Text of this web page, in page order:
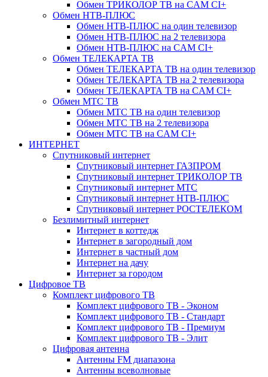
Обмен ТРИКОЛОР ТВ на CAM CI+
Обмен НТВ-ПЛЮС
Обмен НТВ-ПЛЮС на один телевизор
Обмен НТВ-ПЛЮС на 2 телевизора
Обмен НТВ-ПЛЮС на CAM CI+
Обмен ТЕЛЕКАРТА ТВ
Обмен ТЕЛЕКАРТА ТВ на один телевизор
Обмен ТЕЛЕКАРТА ТВ на 2 телевизора
Обмен ТЕЛЕКАРТА ТВ на CAM CI+
Обмен МТС ТВ
Обмен МТС ТВ на один телевизор
Обмен МТС ТВ на 2 телевизора
Обмен МТС ТВ на CAM CI+
ИНТЕРНЕТ
Спутниковый интернет
Спутниковый интернет ГАЗПРОМ
Спутниковый интернет ТРИКОЛОР ТВ
Спутниковый интернет МТС
Спутниковый интернет НТВ-ПЛЮС
Спутниковый интернет РОСТЕЛЕКОМ
Безлимитный интернет
Интернет в коттедж
Интернет в загородный дом
Интернет в частный дом
Интернет на дачу
Интернет за городом
Цифровое ТВ
Комплект цифрового ТВ
Комплект цифрового ТВ - Эконом
Комплект цифрового ТВ - Стандарт
Комплект цифрового ТВ - Премиум
Комплект цифрового ТВ - Элит
Цифровая антенна
Антенны FM диапазона
Антенны всеволновые